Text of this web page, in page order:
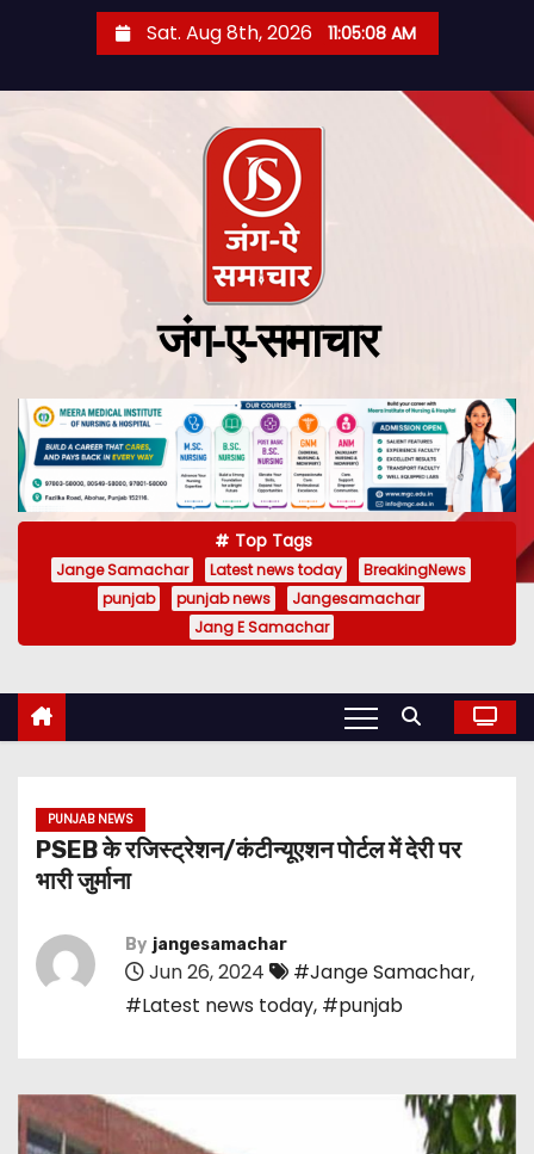
Sat. Aug 8th, 2026 11:05:09 AM
जंग-ए-समाचार
Top Tags
Jange Samachar Latest news today
BreakingNews
punjab
punjab news
Jangesamachar
Jang E Samachar
PUNJAB NEWS
PSEB के रजिस्ट्रेशन/कंटीन्यूएशन पोर्टल में देरी पर
भारी जुर्माना
By jangesamachar
Jun 26, 2024 #Jange Samachar,
#Latest news today, #punjab